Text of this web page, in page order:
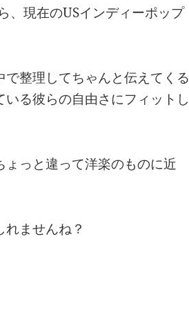
、現在のUSインディーポップ
整理してちゃんと伝えてくる
る彼らの自由さにフィットし
っと違って洋楽のものに近
ませんね？